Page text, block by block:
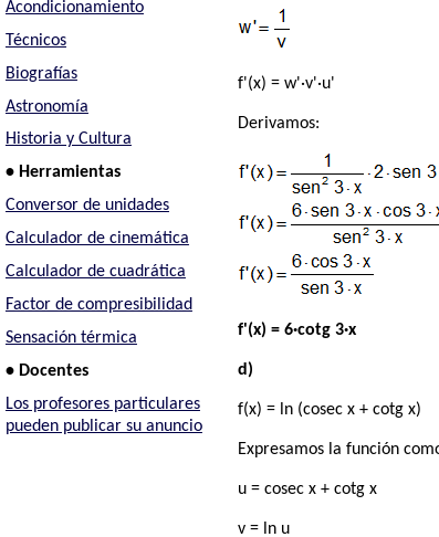
Acondicionamiento
Técnicos
Biografías
Astronomía
Historia y Cultura
• Herramientas
Conversor de unidades
Calculador de cinemática
Calculador de cuadrática
Factor de compresibilidad
Sensación térmica
• Docentes
Los profesores particulares
pueden publicar su anuncio
f'(x) = w'·v'·u'
Derivamos:
f'(x) = 6·cotg 3·x
d)
f(x) = ln (cosec x + cotg x)
Expresamos la función
u = cosec x + cotg x
v = ln u